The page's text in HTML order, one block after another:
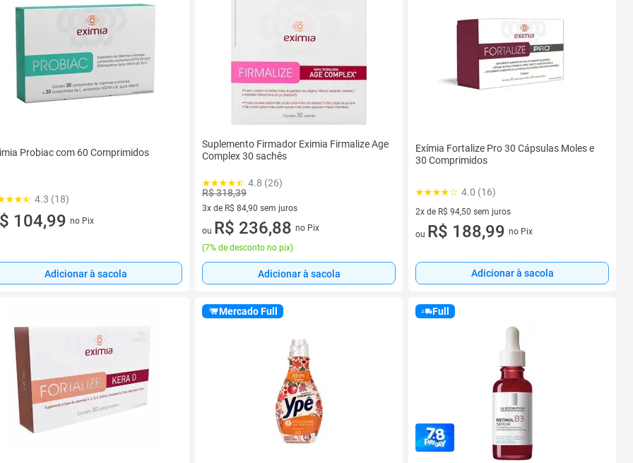
Probiac com 60 Comprimidos
4.3 (18)
104,99 no Pix
Adicionar à sacola
Suplemento Firmador Eximia Firmalize Age
Complex 30 sachês
4.8 (26)
R$ 318,39
3x de R$ 84,90 sem juros
3 vez de R$ 84,90 sem juros
ou R$ 236,88 no Pix
(7% de desconto no pix)
Adicionar à sacola
Exímia Fortalize Pro 30 Cápsulas Moles e
30 Comprimidos
4.0 (16)
2x de R$ 94,50 sem juros
2 vez de R$ 94,50 sem juros
ou R$ 188,99 no Pix
Adicionar à sacola
Mercado Full Full